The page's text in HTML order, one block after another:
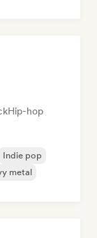
Hip-hop
Indie pop
metal